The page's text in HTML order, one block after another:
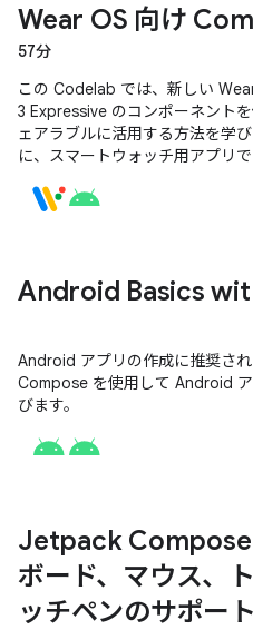
Wear OS 向け
57分
この Codelab では、新しい
3 Expressive のコンポーネント
ェアラブルに活用する方法を学
に、スマートウォッチ用アプリ
Android Basics
Android アプリの作成に推奨さ
Compose を使用して Android
びます。
Jetpack Compose
ボード、マウス、
ッチペンのサポー